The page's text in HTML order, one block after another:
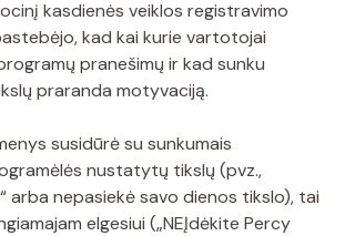
kasdienės veiklos registravimo
kad kai kurie vartotojai
pranešimų ir kad sunku
praranda motyvaciją.
susidūrė su sunkumais
nustatytų tikslų (pvz.,
arba nepasiekė savo dienos tikslo), tai
elgesiui („NEĮdėkite Percy